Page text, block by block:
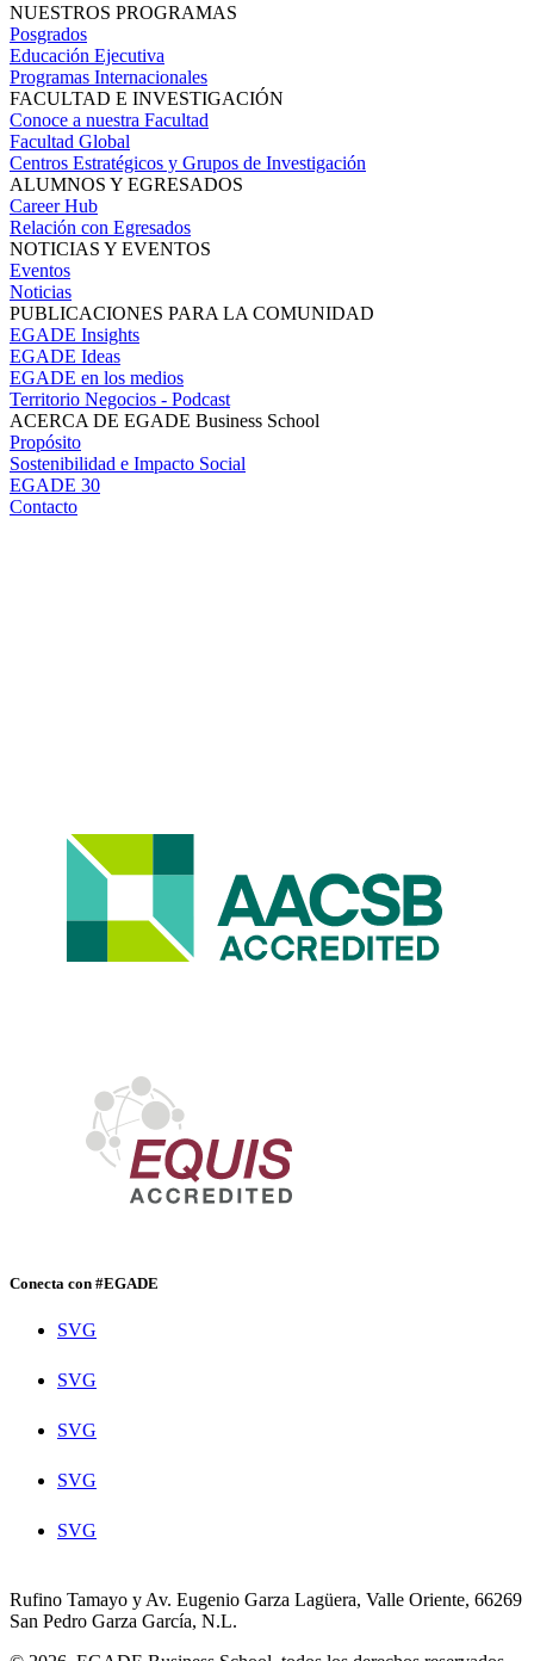
NUESTROS PROGRAMAS
Posgrados
Educación Ejecutiva
Programas Internacionales
FACULTAD E INVESTIGACIÓN
Conoce a nuestra Facultad
Facultad Global
Centros Estratégicos y Grupos de Investigación
ALUMNOS Y EGRESADOS
Career Hub
Relación con Egresados
NOTICIAS Y EVENTOS
Eventos
Noticias
PUBLICACIONES PARA LA COMUNIDAD
EGADE Insights
EGADE Ideas
EGADE en los medios
Territorio Negocios - Podcast
ACERCA DE EGADE Business School
Propósito
Sostenibilidad e Impacto Social
EGADE 30
Contacto
Conecta con #EGADE
SVG
SVG
SVG
SVG
SVG
Rufino Tamayo y Av. Eugenio Garza Lagüera, Valle Oriente, 66269
San Pedro Garza García, N.L.